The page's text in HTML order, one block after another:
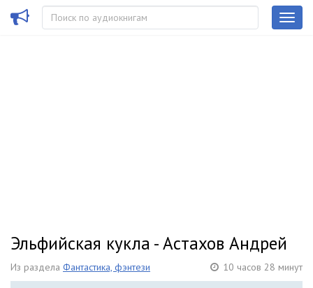
Эльфийская кукла - Астахов Андрей
Из раздела Фантастика, фэнтези 10 часов 28 минут